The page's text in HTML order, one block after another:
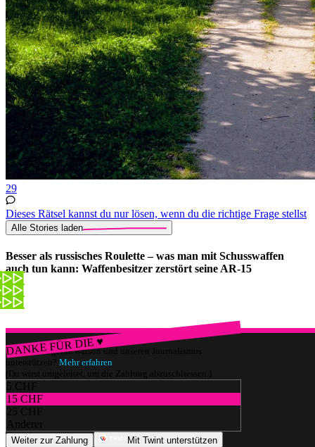
29
Dieses Rätsel kannst du nur lösen, wenn du die richtige Frage stellst
Alle Stories laden
Besser als russisches Roulette – was man mit Schusswaffen
auch tun kann: Waffenbesitzer zerstört seine AR-15
DANKE FÜR DIE ♥
Würdest du gerne watson und unseren Journalismus
unterstützen? Mehr erfahren
(Du wirst umgeleitet, um die Zahlung abzuschliessen.)
5 CHF
15 CHF
25 CHF
Anderer
Weiter zur Zahlung
Mit Twint unterstützen